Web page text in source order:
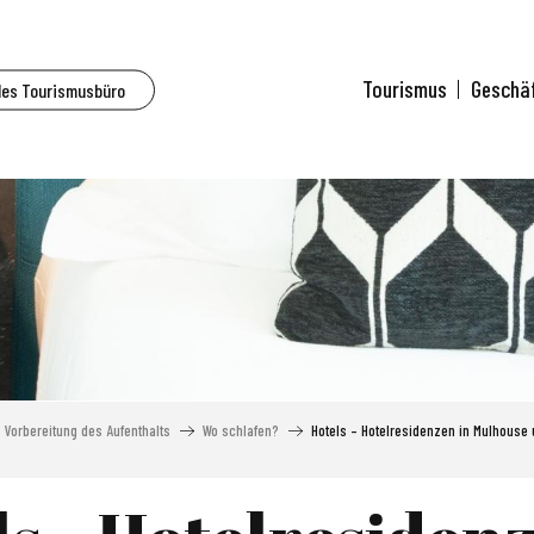
Tourismusbüro Tourismus
Vorbereitung des Aufenthalts Wo schlafen? Hotels – Hotelresidenzen in Mulhouse